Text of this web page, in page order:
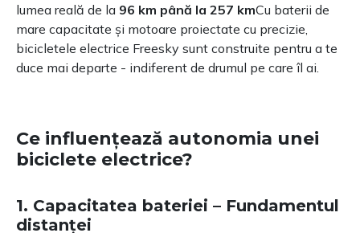
lumea reală de la 96 km până la 257 kmCu baterii de
mare capacitate și motoare proiectate cu precizie,
bicicletele electrice Freesky sunt construite pentru a te
duce mai departe - indiferent de drumul pe care îl ai.
Ce influențează autonomia unei
biciclete electrice?
1. Capacitatea bateriei – Fundamentul
distanței